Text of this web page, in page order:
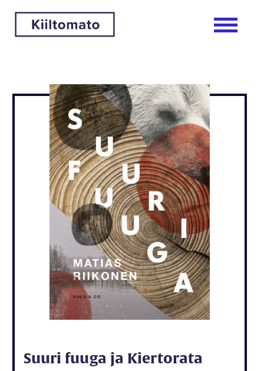
Suuri fuuga ja Kiertorata